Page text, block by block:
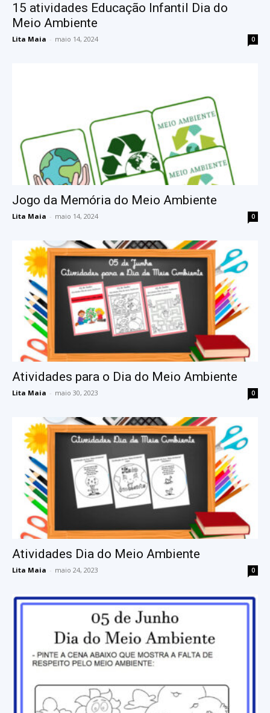
15 atividades Educação Infantil Dia do
Meio Ambiente
Lita Maia - maio 14, 2024 0
Jogo da Memória do Meio Ambiente
Lita Maia - maio 14, 2024 0
Atividades para o Dia do Meio Ambiente
Lita Maia - maio 30, 2023 0
Atividades Dia do Meio Ambiente
Lita Maia - maio 24, 2023 0